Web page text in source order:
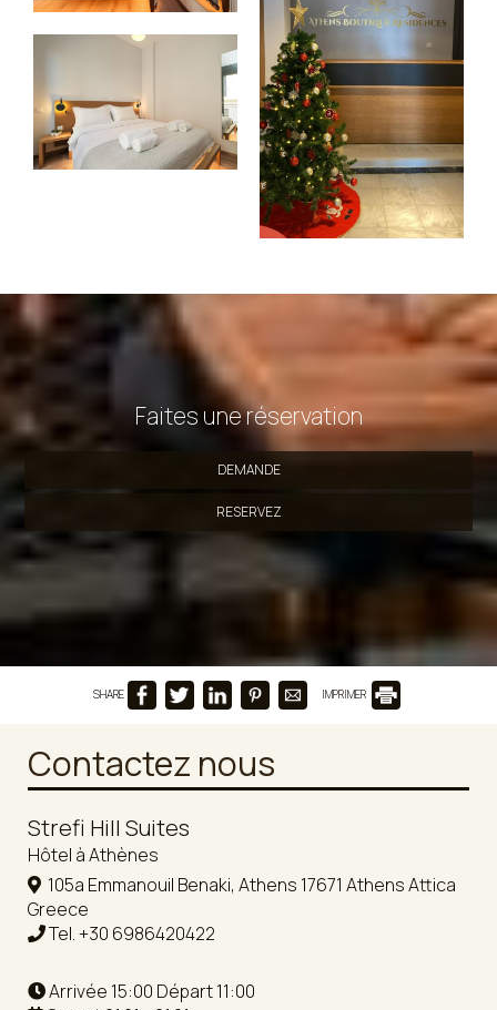
Faites une réservation
DEMANDE
RESERVEZ
SHARE IMPRIMER
Contactez nous
Strefi Hill Suites
Hôtel à Athènes
105a Emmanouil Benaki, Athens 17671 Athens Attica
Greece
Tel.+30 6986420422
Arrivée 15:00 Départ 11:00